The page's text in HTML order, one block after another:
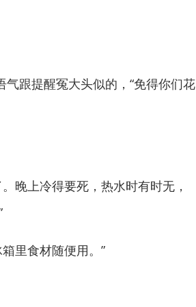
跟提醒冤大头似的，“免得你们花
晚上冷得要死，热水时有时无，
里食材随便用。”